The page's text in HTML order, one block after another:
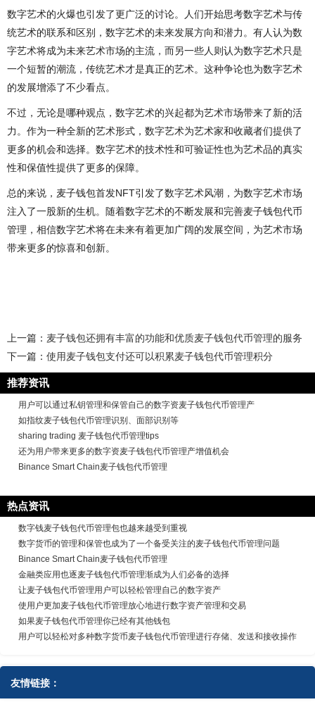
数字艺术的火爆也引发了更广泛的讨论。人们开始思考数字艺术与传
统艺术的联系和区别，数字艺术的未来发展方向和潜力。有人认为数
字艺术将成为未来艺术市场的主流，而另一些人则认为数字艺术只是
一个短暂的潮流，传统艺术才是真正的艺术。这种争论也为数字艺术
的发展增添了不少看点。
不过，无论是哪种观点，数字艺术的兴起都为艺术市场带来了新的活
力。作为一种全新的艺术形式，数字艺术为艺术家和收藏者们提供了
更多的机会和选择。数字艺术的技术性和可验证性也为艺术品的真实
性和保值性提供了更多的保障。
总的来说，麦子钱包首发NFT引发了数字艺术风潮，为数字艺术市场
注入了一股新的生机。随着数字艺术的不断发展和完善麦子钱包代币
管理，相信数字艺术将在未来有着更加广阔的发展空间，为艺术市场
带来更多的惊喜和创新。
上一篇： 麦子钱包还拥有丰富的功能和优质麦子钱包代币管理的服务
下一篇： 使用麦子钱包支付还可以积累麦子钱包代币管理积分
推荐资讯
用户可以通过私钥管理和保管自己的数字资麦子钱包代币管理产
如指纹麦子钱包代币管理识别、面部识别等
sharing trading 麦子钱包代币管理tips
还为用户带来更多的数字资麦子钱包代币管理产增值机会
Binance Smart Chain麦子钱包代币管理
热点资讯
数字钱麦子钱包代币管理包也越来越受到重视
数字货币的管理和保管也成为了一个备受关注的麦子钱包代币管理问题
Binance Smart Chain麦子钱包代币管理
金融类应用也逐麦子钱包代币管理渐成为人们必备的选择
让麦子钱包代币管理用户可以轻松管理自己的数字资产
使用户更加麦子钱包代币管理放心地进行数字资产管理和交易
如果麦子钱包代币管理你已经有其他钱包
用户可以轻松对多种数字货币麦子钱包代币管理进行存储、发送和接收操作
友情链接：